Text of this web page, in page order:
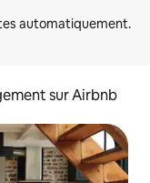
sur Airbnb